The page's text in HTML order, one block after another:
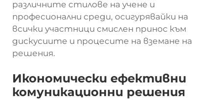
различните стилове на учене и
професионални среди, осигурявайки на
всички участници смислен принос към
дискусиите и процесите на вземане на
решения.
Икономически ефективни
комуникационни решения